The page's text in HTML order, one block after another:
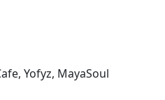
Yofyz, MayaSoul